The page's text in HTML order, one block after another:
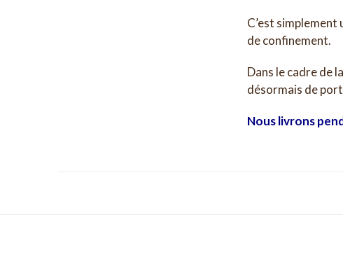
C’est
de confinement.
Dans le cadre de
désormais de
Nous livrons